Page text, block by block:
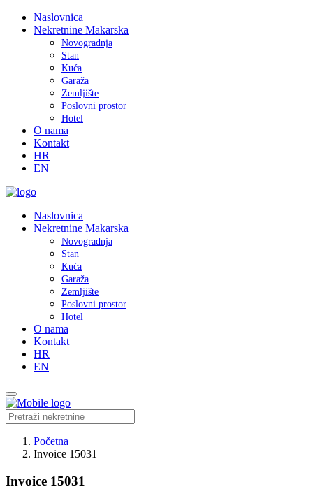
Naslovnica
Nekretnine Makarska
Novogradnja
Stan
Kuća
Garaža
Zemljište
Poslovni prostor
Hotel
O nama
Kontakt
HR
EN
Naslovnica
Nekretnine Makarska
Novogradnja
Stan
Kuća
Garaža
Zemljište
Poslovni prostor
Hotel
O nama
Kontakt
HR
EN
Početna
Invoice 15031
Invoice 15031